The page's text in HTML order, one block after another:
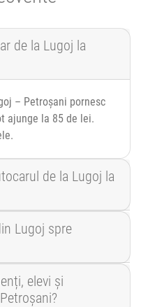
de la Lugoj la
– Petroșani pornesc
ajunge la 85 de lei.
de la Lugoj la
Lugoj spre
elevi și